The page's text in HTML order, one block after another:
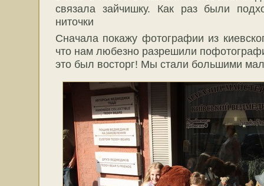
связала зайчишку. Как раз были
ниточки
Сначала покажу фотографии из
что нам любезно разрешили
это был восторг! Мы стали большими